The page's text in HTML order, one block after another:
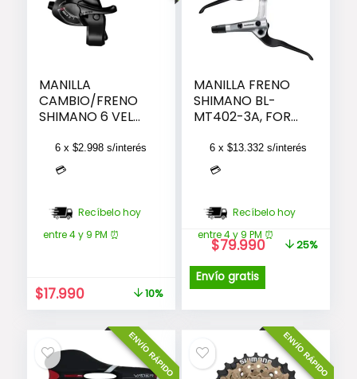
MANILLA
CAMBIO/FRENO
SHIMANO 6 VEL
6 x $2.998s/interés
💳
Recíbelo hoy
entre 4 y 9 PM ⏰
El
precio
$19.989.
$17.990El
precio
actual
$17.990.
10%
MANILLA FRENO
SHIMANO BL-
MT402-3A, FOR
BRAKE, W/SM-
BH59-JK
1000/1700MM
6 x $13.332s/interés
💳
Recíbelo hoy
entre 4 y 9 PM ⏰
El
original
era:
$105.990.
$79.990El
es:
$79.990.
Envío gratis
25%
ENVÍO RÁPIDO ENVÍO RÁPIDO